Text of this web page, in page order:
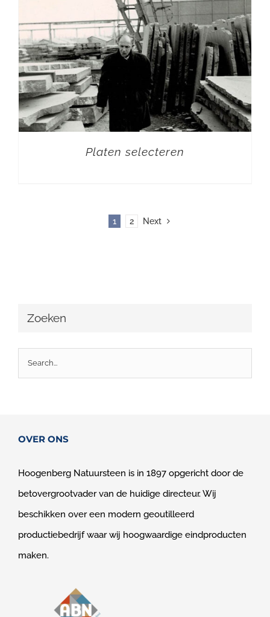
Platen selecteren
1 2 Next
Zoeken
OVER ONS
Hoogenberg Natuursteen is in 1897 opgericht door de
betovergrootvader van de huidige directeur. Wij
beschikken over een modern geoutilleerd
productiebedrijf waar wij hoogwaardige eindproducten
maken.